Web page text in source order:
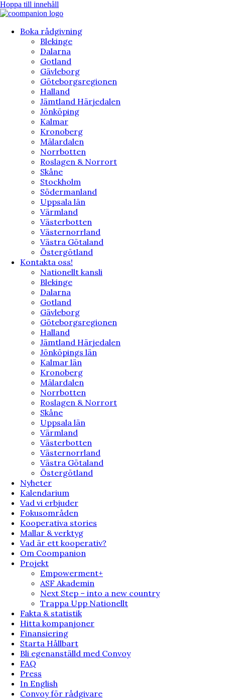
Hoppa till innehåll
Boka rådgivning
Blekinge
Dalarna
Gotland
Gävleborg
Göteborgsregionen
Halland
Jämtland Härjedalen
Jönköping
Kalmar
Kronoberg
Mälardalen
Norrbotten
Roslagen & Norrort
Skåne
Stockholm
Södermanland
Uppsala län
Värmland
Västerbotten
Västernorrland
Västra Götaland
Östergötland
Kontakta oss!
Nationellt kansli
Blekinge
Dalarna
Gotland
Gävleborg
Göteborgsregionen
Halland
Jämtland Härjedalen
Jönköpings län
Kalmar län
Kronoberg
Mälardalen
Norrbotten
Roslagen & Norrort
Skåne
Uppsala län
Värmland
Västerbotten
Västernorrland
Västra Götaland
Östergötland
Nyheter
Kalendarium
Vad vi erbjuder
Fokusområden
Kooperativa stories
Mallar & verktyg
Vad är ett kooperativ?
Om Coompanion
Projekt
Empowerment+
ASF Akademin
Next Step – into a new country
Trappa Upp Nationellt
Fakta & statistik
Hitta kompanjoner
Finansiering
Starta Hållbart
Bli egenanställd med Convoy
FAQ
Press
In English
Convoy för rådgivare